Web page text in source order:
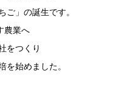
」の誕生です。
農業へ
をつくり
始めました。